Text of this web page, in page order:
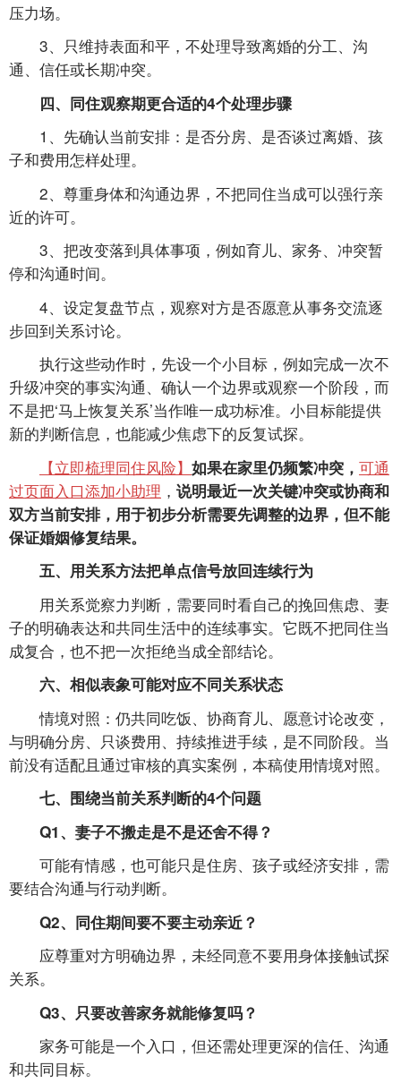
压力场。
3、只维持表面和平，不处理导致离婚的分工、沟
通、信任或长期冲突。
四、同住观察期更合适的4个处理步骤
1、先确认当前安排：是否分房、是否谈过离婚、孩
子和费用怎样处理。
2、尊重身体和沟通边界，不把同住当成可以强行亲
近的许可。
3、把改变落到具体事项，例如育儿、家务、冲突暂
停和沟通时间。
4、设定复盘节点，观察对方是否愿意从事务交流逐
步回到关系讨论。
执行这些动作时，先设一个小目标，例如完成一次不
升级冲突的事实沟通、确认一个边界或观察一个阶段，而
不是把‘马上恢复关系’当作唯一成功标准。小目标能提供
新的判断信息，也能减少焦虑下的反复试探。
【立即梳理同住风险】 如果在家里仍频繁冲突， 可通
过页面入口添加小助理 ， 说明最近一次关键冲突或协商和
双方当前安排，用于初步分析需要先调整的边界，但不能
保证婚姻修复结果。
五、用关系方法把单点信号放回连续行为
用关系觉察力判断，需要同时看自己的挽回焦虑、妻
子的明确表达和共同生活中的连续事实。它既不把同住当
成复合，也不把一次拒绝当成全部结论。
六、相似表象可能对应不同关系状态
情境对照：仍共同吃饭、协商育儿、愿意讨论改变，
与明确分房、只谈费用、持续推进手续，是不同阶段。当
前没有适配且通过审核的真实案例，本稿使用情境对照。
七、围绕当前关系判断的4个问题
Q1、妻子不搬走是不是还舍不得？
可能有情感，也可能只是住房、孩子或经济安排，需
要结合沟通与行动判断。
Q2、同住期间要不要主动亲近？
应尊重对方明确边界，未经同意不要用身体接触试探
关系。
Q3、只要改善家务就能修复吗？
家务可能是一个入口，但还需处理更深的信任、沟通
和共同目标。